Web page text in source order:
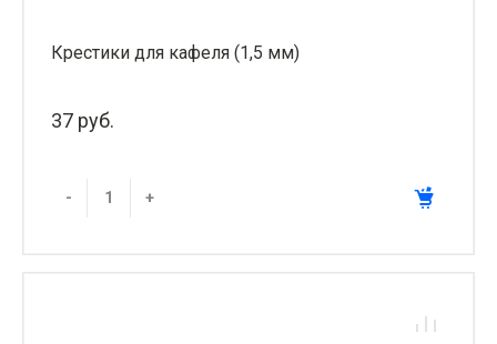
Крестики для кафеля (1,5 мм)
37 руб.
- +